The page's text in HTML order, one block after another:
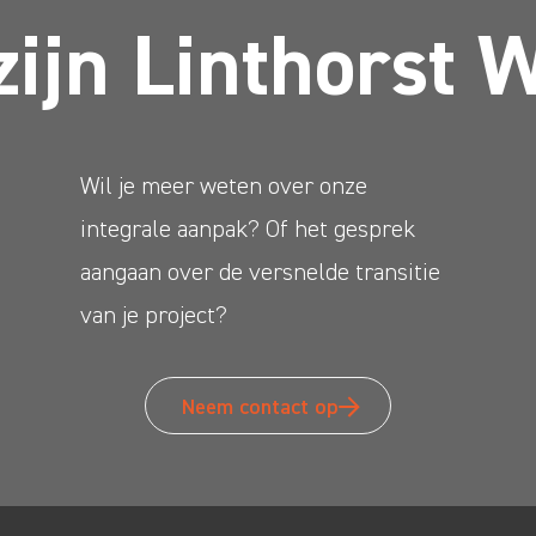
Linthorst
Wil je meer weten over onze
integrale aanpak? Of het gesprek
aangaan over de versnelde transitie
van je project?
Neem contact op